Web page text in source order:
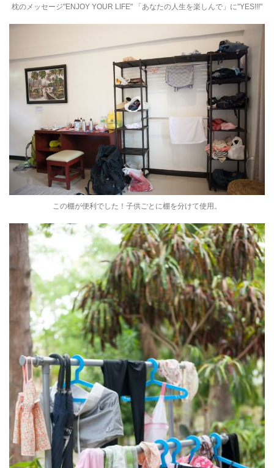
枕のメッセージ"ENJOY YOUR LIFE" 「あなたの人生を楽しんで」に"YES!!!"
この棚が便利でした！子供ごとに棚を分けて使用。